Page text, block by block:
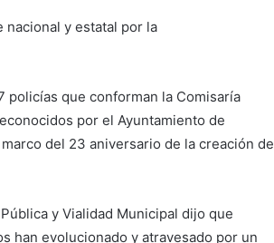
y estatal por la
policías que conforman la Comisaría
por el Ayuntamiento de
del 23 aniversario de la creación de
y Vialidad Municipal dijo que
han evolucionado y atravesado por un